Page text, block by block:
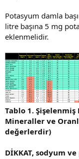
Potasyum damla
litre başına 5 mg
eklenmelidir.
Tablo 1. Şişelenmiş
Mineraller ve
değerlerdir)
DİKKAT, sodyum